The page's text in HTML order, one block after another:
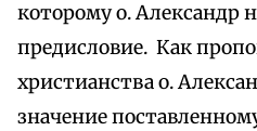
которому о. Александр
предисловие. Как
христианства о.
значение